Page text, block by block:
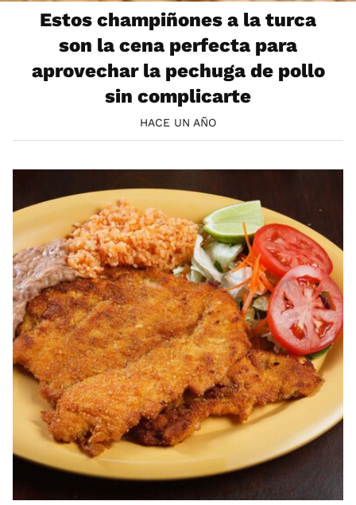
Estos champiñones a la turca
son la cena perfecta para
aprovechar la pechuga de pollo
sin complicarte
HACE UN AÑO